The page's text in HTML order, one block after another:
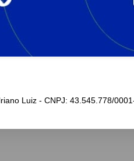
Luiz - CNPJ: 43.545.778/